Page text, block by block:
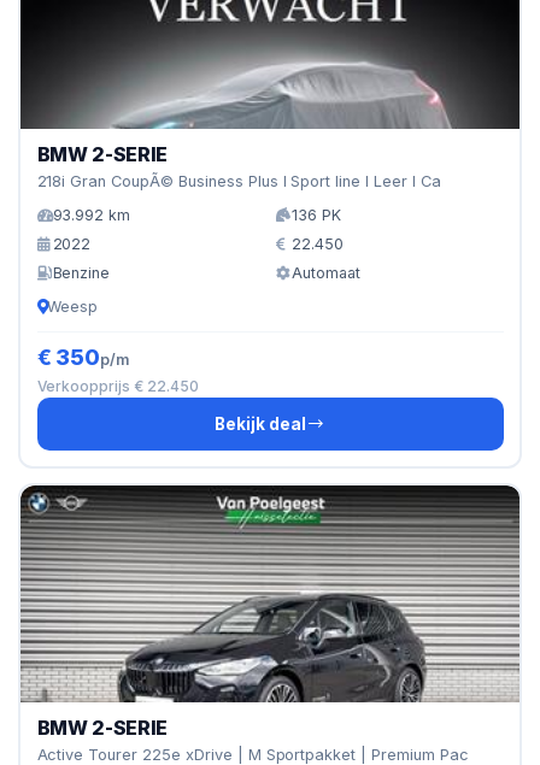
BMW 2-SERIE
218i Gran CoupÃ© Business Plus I Sport line I Leer I Ca
93.992 km
136 PK
2022
22.450
Benzine
Automaat
Weesp
€ 350p/m
Verkoopprijs € 22.450
Bekijk deal
BMW 2-SERIE
Active Tourer 225e xDrive | M Sportpakket | Premium Pac